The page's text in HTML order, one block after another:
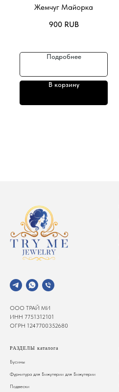
Жемчуг Майорка
900 RUB
Подробнее
В корзину
ООО ТРАЙ МИ
ИНН 7751312101
ОГРН 1247700352680
РАЗДЕЛЫ каталога
Бусины
Фурнитура для Бижутерии для Бижутерии
Подвески